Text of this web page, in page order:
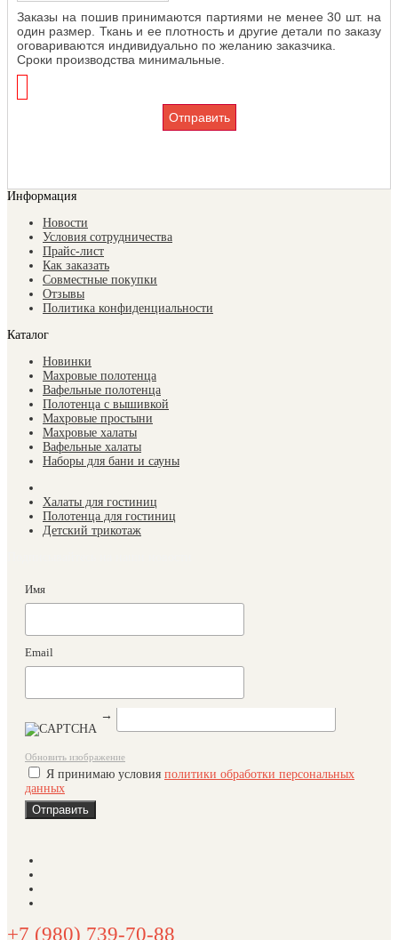
Заказы на пошив принимаются партиями не менее 30 шт. на
один размер. Ткань и ее плотность и другие детали по заказу
оговариваются индивидуально по желанию заказчика.
Сроки производства минимальные.
Отправить
Информация
Новости
Условия сотрудничества
Прайс-лист
Как заказать
Совместные покупки
Отзывы
Политика конфиденциальности
Каталог
Новинки
Махровые полотенца
Вафельные полотенца
Полотенца с вышивкой
Махровые простыни
Махровые халаты
Вафельные халаты
Наборы для бани и сауны
Халаты для гостиниц
Полотенца для гостиниц
Детский трикотаж
Имя
Email
→
Обновить изображение
Я принимаю условия политики обработки персональных
данных
+7 (980) 739-70-88